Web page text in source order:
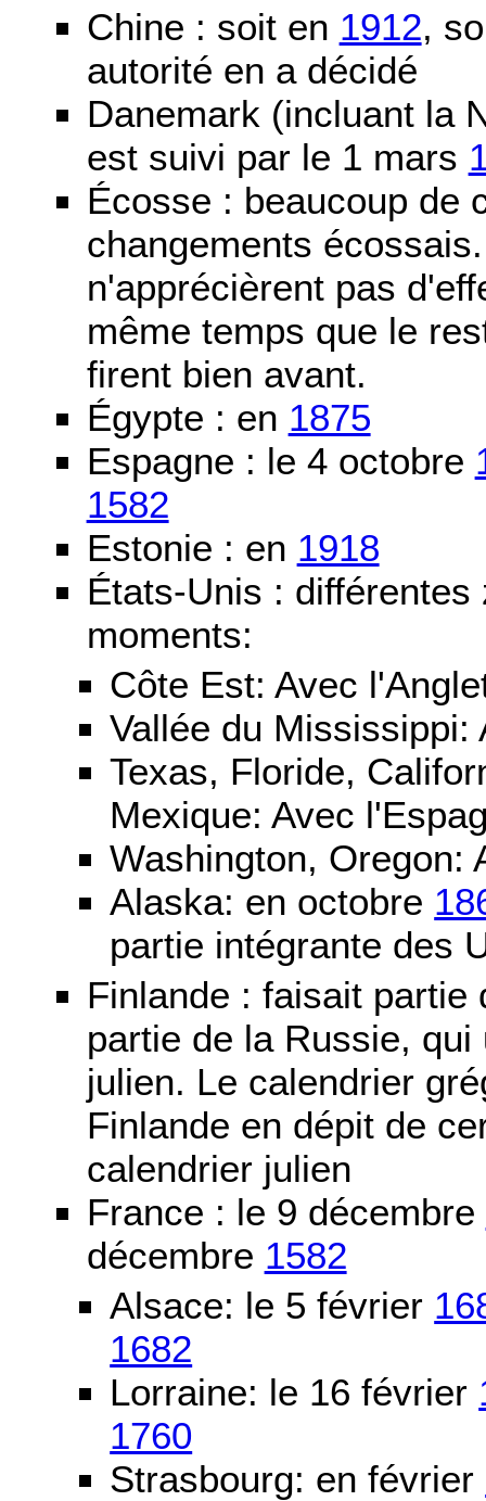
Chine : soit en 1912,
autorité en a décidé
Danemark (incluant la
est suivi par le 1 mars
Écosse : beaucoup de
changements
n'apprécièrent pas
même temps que le
firent bien avant.
Égypte : en 1875
Espagne : le 4 octobre
1582
Estonie : en 1918
États-Unis :
moments:
Côte Est: Avec
Vallée du
Texas, Floride,
Mexique: Avec
Washington, Oregon:
Alaska: en octobre
partie intégrante des
Finlande : faisait partie
partie de la Russie,
julien. Le calendrier
Finlande en dépit de
calendrier julien
France : le 9 décembre
décembre 1582
Alsace: le 5 février
1682
Lorraine: le 16 février
1760
Strasbourg: en février